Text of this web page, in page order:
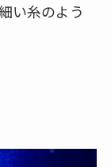
い糸のよう